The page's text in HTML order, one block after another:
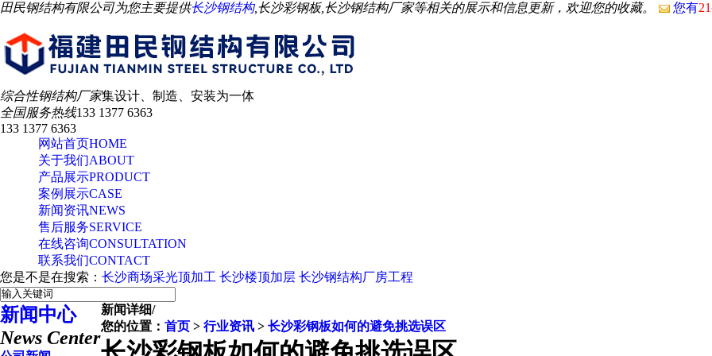
田民钢结构有限公司为您主要提供长沙钢结构,长沙彩钢板,长沙钢结构厂家等相关的展示和信息更新，欢迎您的收藏。 您有21
综合性钢结构厂家集设计、制造、安装为一体
全国服务热线133 1377 6363
133 1377 6363
网站首页HOME
关于我们ABOUT
产品展示PRODUCT
案例展示CASE
新闻资讯NEWS
售后服务SERVICE
在线咨询CONSULTATION
联系我们CONTACT
您是不是在搜索： 长沙商场采光顶加工 长沙楼顶加层 长沙钢结构厂房工程
新闻中心
News Center
新闻详细/
您的位置： 首页 > 行业资讯 > 长沙彩钢板如何的避免挑选误区